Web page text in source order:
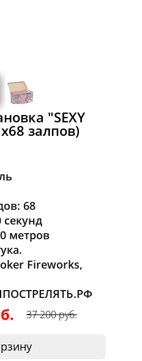
"SEXY
залпов)
37 200 руб.
68
метров
Fireworks,